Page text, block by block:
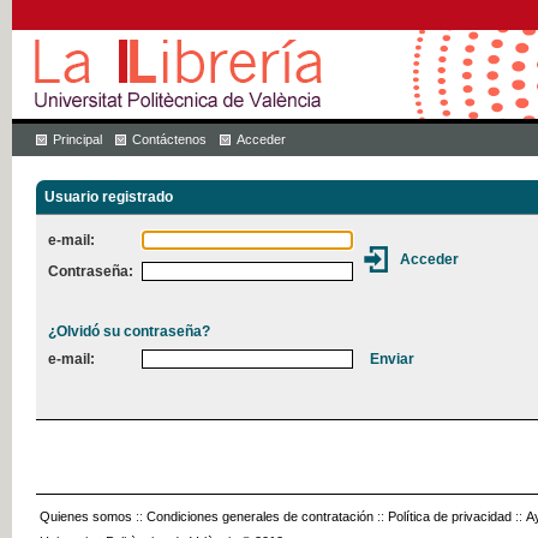
Principal Contáctenos Acceder
Usuario registrado
e-mail:
Contraseña:
¿Olvidó su contraseña?
e-mail:
Quienes somos :: Condiciones generales de contratación :: Política de privacidad ::